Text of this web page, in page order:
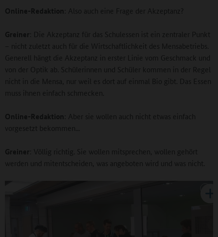
Online-Redaktion : Also auch eine Frage der Akzeptanz?
Greiner : Die Akzeptanz für das Schulessen ist ein zentraler Punkt
– nicht zuletzt auch für die Wirtschaftlichkeit des Mensabetriebs.
Generell hängt die Akzeptanz in erster Linie vom Geschmack und
von der Optik ab. Schülerinnen und Schüler kommen in der Regel
nicht in die Mensa, nur weil es dort auf einmal Bio gibt. Das Essen
muss ihnen einfach schmecken.
Online-Redaktion : Aber sie wollen auch nicht etwas einfach
vorgesetzt bekommen...
Greiner : Völlig richtig. Sie wollen mitsprechen, wollen gehört
werden und mitentscheiden, was angeboten wird und was nicht.